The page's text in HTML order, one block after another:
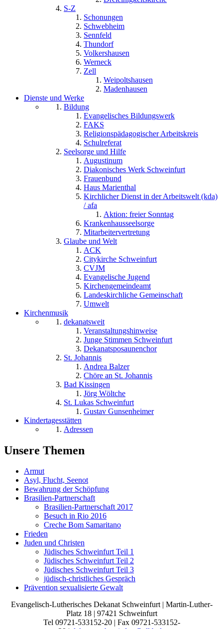
S-Z
Schonungen
Schwebheim
Sennfeld
Thundorf
Volkershausen
Werneck
Zell
Weipoltshausen
Madenhausen
Dienste und Werke
Bildung
Evangelisches Bildungswerk
FAKS
Religionspädagogischer Arbeitskreis
Schulreferat
Seelsorge und Hilfe
Augustinum
Diakonisches Werk Schweinfurt
Frauenbund
Haus Marienthal
Kirchlicher Dienst in der Arbeitswelt (kda)
/ afa
Aktion: freier Sonntag
Krankenhausseelsorge
Mitarbeitervertretung
Glaube und Welt
ACK
Citykirche Schweinfurt
CVJM
Evangelische Jugend
Kirchengemeindeamt
Landeskirchliche Gemeinschaft
Umwelt
Kirchenmusik
dekanatsweit
Veranstaltungshinweise
Junge Stimmen Schweinfurt
Dekanatsposaunenchor
St. Johannis
Andrea Balzer
Chöre an St. Johannis
Bad Kissingen
Jörg Wöltche
St. Lukas Schweinfurt
Gustav Gunsenheimer
Kindertagesstätten
Adressen
Unsere Themen
Armut
Asyl, Flucht, Seenot
Bewahrung der Schöpfung
Brasilien-Partnerschaft
Brasilien-Partnerschaft 2017
Besuch in Rio 2016
Creche Bom Samaritano
Frieden
Juden und Christen
Jüdisches Schweinfurt Teil 1
Jüdisches Schweinfurt Teil 2
Jüdisches Schweinfurt Teil 3
jüdisch-christliches Gespräch
Prävention sexualisierte Gewalt
Evangelisch-Lutherisches Dekanat Schweinfurt | Martin-Luther-
Platz 18 | 97421 Schweinfurt
Tel 09721-533152-20 | Fax 09721-533152-